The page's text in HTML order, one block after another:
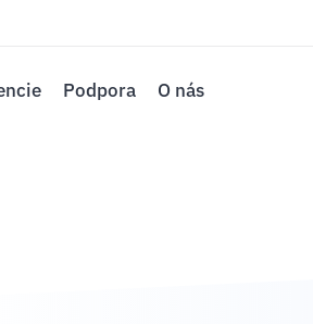
Podpora O nás